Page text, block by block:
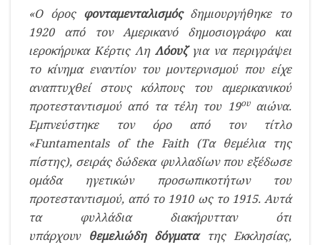
«Ο όρος φονταμενταλισμόςδημιουργήθηκε το
1920 από τον Αμερικανό δημοσιογράφο και
ιεροκήρυκα Κέρτις Λη Λόουζ για να περιγράψει
το κίνημα εναντίον του μοντερνισμού που είχε
αναπτυχθεί στους κόλπους του αμερικανικού
προτεσταντισμού από τα τέλη του 19ουαιώνα.
Εμπνεύστηκε τον όρο από τον τίτλο
«Funtamentals of the Faith (Τα θεμέλια της
πίστης), σειράς δώδεκα φυλλαδίων που εξέδωσε
ομάδα ηγετικών προσωπικοτήτων του
προτεσταντισμού, από το 1910 ως το 1915. Αυτά
τα φυλλάδια διακήρυτταν ότι
υπάρχουν θεμελιώδη δόγματατης Εκκλησίας,